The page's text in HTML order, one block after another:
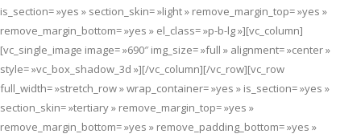
is_section= »yes » section_skin= »light » remove_margin_top= »yes »
remove_margin_bottom= »yes » el_class= »p-b-lg »][vc_column]
[vc_single_image image= »690″ img_size= »full » alignment= »center »
style= »vc_box_shadow_3d »][/vc_column][/vc_row][vc_row
full_width= »stretch_row » wrap_container= »yes » is_section= »yes »
section_skin= »tertiary » remove_margin_top= »yes »
remove_margin_bottom= »yes » remove_padding_bottom= »yes »